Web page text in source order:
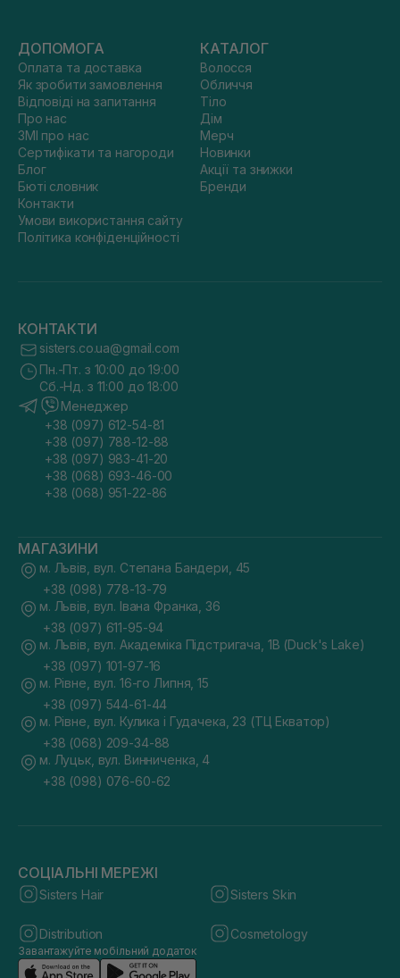
ДОПОМОГА
Оплата та доставка
Як зробити замовлення
Відповіді на запитання
Про нас
ЗМІ про нас
Сертифікати та нагороди
Блог
Бюті словник
Контакти
Умови використання сайту
Політика конфіденційності
КАТАЛОГ
Волосся
Обличчя
Тіло
Дім
Мерч
Новинки
Акції та знижки
Бренди
КОНТАКТИ
sisters.co.ua@gmail.com
Пн.-Пт. з 10:00 до 19:00
Сб.-Нд. з 11:00 до 18:00
Менеджер
+38 (097) 612-54-81
+38 (097) 788-12-88
+38 (097) 983-41-20
+38 (068) 693-46-00
+38 (068) 951-22-86
МАГАЗИНИ
м. Львів, вул. Степана Бандери, 45
+38 (098) 778-13-79
м. Львів, вул. Івана Франка, 36
+38 (097) 611-95-94
м. Львів, вул. Академіка Підстригача, 1В (Duck's Lake)
+38 (097) 101-97-16
м. Рівне, вул. 16-го Липня, 15
+38 (097) 544-61-44
м. Рівне, вул. Кулика і Гудачека, 23 (ТЦ Екватор)
+38 (068) 209-34-88
м. Луцьк, вул. Винниченка, 4
+38 (098) 076-60-62
СОЦІАЛЬНІ МЕРЕЖІ
Sisters Hair Sisters Skin
Distribution Cosmetology
Завантажуйте мобільний додаток